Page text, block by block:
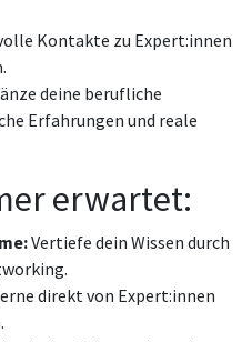
Kontakte zu Expert:innen
deine berufliche
Erfahrungen und reale
erwartet:
Vertiefe dein Wissen durch
direkt von Expert:innen